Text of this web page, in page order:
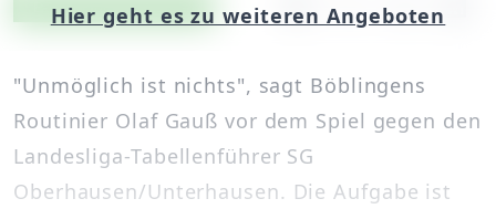
Artikel vorlesen
Exklusiv für Abonnenten
"Unmöglich ist nichts", sagt Böblingens
Routinier Olaf Gauß vor dem Spiel gegen den
Landesliga-Tabellenführer SG
Oberhausen/Unterhausen. Die Aufgabe ist
Hier geht es zu weiteren Angeboten